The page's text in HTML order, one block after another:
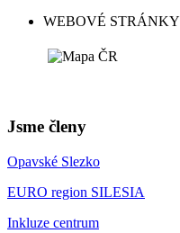
WEBOVÉ STRÁNKY
Jsme členy
Opavské Slezko
EURO region SILESIA
Inkluze centrum